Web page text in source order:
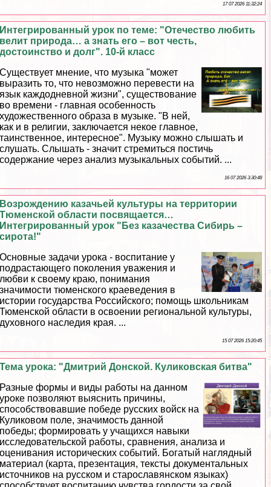
17 07 2026 11:32:24
Интегрированный урок по теме: "Отечество любить
велит природа… а знать его – вот честь,
достоинство и долг". 10-й класс
Существует мнение, что музыка "может
выразить то, что невозможно перевести на
язык каждодневной жизни", существование
во времени - главная особенность
художественного образа в музыке. "В ней,
как и в религии, заключается некое главное,
таинственное, интересное". Музыку можно слышать и
слушать. Слышать - значит стремиться постичь
содержание через анализ музыкальных событий. ...
16 07 2026 3:30:48
Возрождению казачьей культуры на территории
Тюменской области посвящается…
Интегрированный урок "Без казачества Сибирь –
сирота!"
Основные задачи урока - воспитание у
подрастающего поколения уважения и
любви к своему краю, понимания
значимости тюменского краеведения в
истории государства Российского; помощь школьникам
Тюменской области в освоении региональной культуры,
духовного наследия края. ...
15 07 2026 15:20:45
Тема урока: "Дмитрий Донской. Куликовская битва"
Разные формы и виды работы на данном
уроке позволяют выяснить причины,
способствовавшие победе русских войск на
Куликовом поле, значимость данной
победы; формировать у учащихся навыки
исследовательской работы, сравнения, анализа и
оценивания исторических событий. Богатый наглядный
материал (карта, презентация, тексты документальных
источников на русском и старославянском языках)